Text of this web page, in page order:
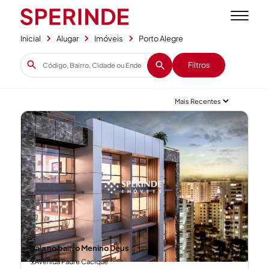
Inicial Alugar Imóveis Porto Alegre
Filtros
Sala no bairro Menino Deus
Avenida Padre Cacique